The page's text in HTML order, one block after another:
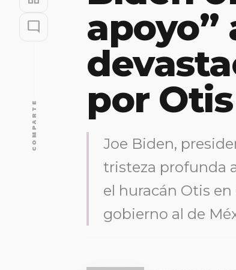
mode_comment
COMPARTE
apoyo”
por Otis
Joe Biden,
tristeza profunda
el huracán Otis
gobierno al de